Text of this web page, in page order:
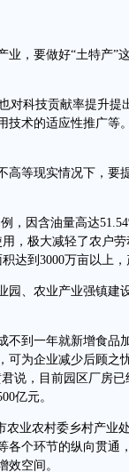
，要做好“土特产”
科技贡献率提升提
术的适应性推广等
等现实情况下，要
因含油量高达
，极大减轻了农户
达到3000万亩以上，
、农业产业强镇建
到一年就新增食品
可为企业减少后顾之
说，目前园区厂房
亿元。
业农村委乡村产业
各个环节的纵向贯通
效空间。